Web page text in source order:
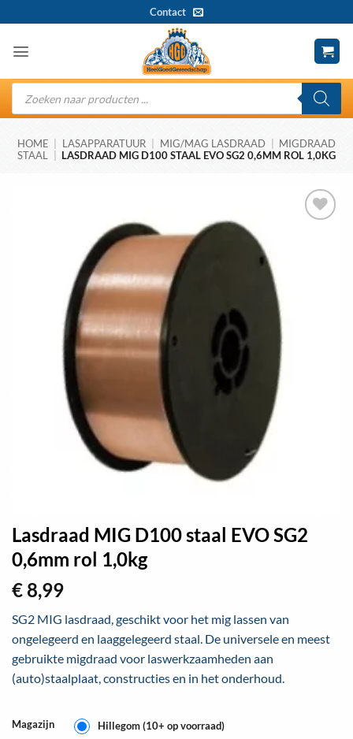
naar
inhoud
Contact
Producten
zoeken
HOME LASAPPARATUUR MIG/MAG LASDRAAD
MIGDRAAD
STAAL
LASDRAAD MIG D100 STAAL EVO SG2 0,6MM ROL 1,0KG
Lasdraad MIG D100 staal EVO SG2
0,6mm rol 1,0kg
€ 8,99
SG2 MIG lasdraad, geschikt voor het mig lassen van
ongelegeerd en laaggelegeerd staal. De universele en meest
gebruikte migdraad voor laswerkzaamheden aan
(auto)staalplaat, constructies en in het onderhoud.
Magazijn Hillegom (10+ op voorraad)